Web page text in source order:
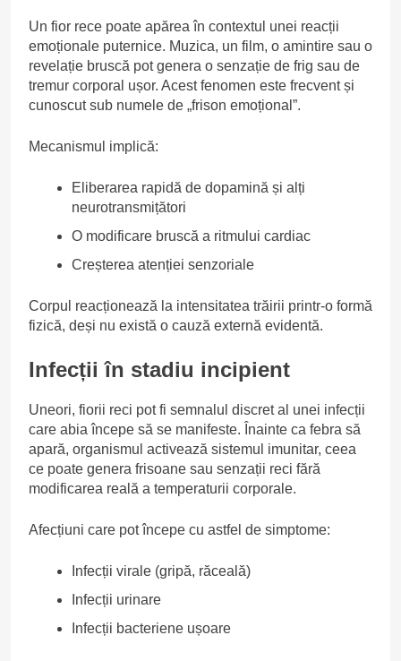
Un fior rece poate apărea în contextul unei reacții
emoționale puternice. Muzica, un film, o amintire sau o
revelație bruscă pot genera o senzație de frig sau de
tremur corporal ușor. Acest fenomen este frecvent și
cunoscut sub numele de „frison emoțional”.
Mecanismul implică:
Eliberarea rapidă de dopamină și alți
neurotransmițători
O modificare bruscă a ritmului cardiac
Creșterea atenției senzoriale
Corpul reacționează la intensitatea trăirii printr-o formă
fizică, deși nu există o cauză externă evidentă.
Infecții în stadiu incipient
Uneori, fiorii reci pot fi semnalul discret al unei infecții
care abia începe să se manifeste. Înainte ca febra să
apară, organismul activează sistemul imunitar, ceea
ce poate genera frisoane sau senzații reci fără
modificarea reală a temperaturii corporale.
Afecțiuni care pot începe cu astfel de simptome:
Infecții virale (gripă, răceală)
Infecții urinare
Infecții bacteriene ușoare